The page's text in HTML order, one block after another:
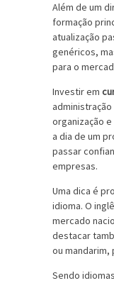
Além de um
formação
atualização
genéricos,
para o
Investir em
organização
a dia de um
passar
empresas.
Uma dica é
idioma. O
mercado
destacar
ou mandarim,
Sendo